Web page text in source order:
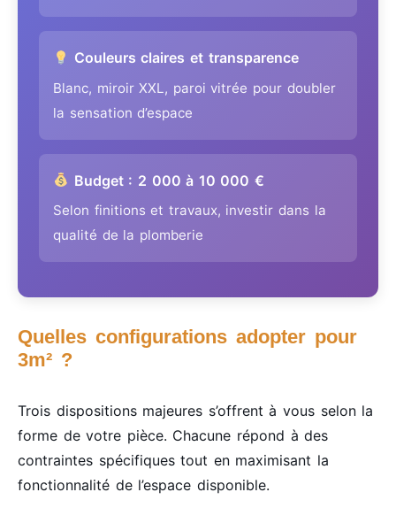
Couleurs claires et transparence
Blanc, miroir XXL, paroi vitrée pour doubler
la sensation d’espace
Budget : 2 000 à 10 000 €
Selon finitions et travaux, investir dans la
qualité de la plomberie
Quelles configurations adopter pour
3m² ?
Trois dispositions majeures s’offrent à vous selon la
forme de votre pièce. Chacune répond à des
contraintes spécifiques tout en maximisant la
fonctionnalité de l’espace disponible.